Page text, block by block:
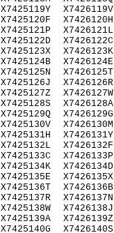
X7425119Y
X7425120F
X7425121P
X7425122D
X7425123X
X7425124B
X7425125N
X7425126J
X7425127Z
X7425128S
X7425129Q
X7425130V
X7425131H
X7425132L
X7425133C
X7425134K
X7425135E
X7425136T
X7425137R
X7425138W
X7425139A
X7425140G
X7426119V
X7426120H
X7426121L
X7426122C
X7426123K
X7426124E
X7426125T
X7426126R
X7426127W
X7426128A
X7426129G
X7426130M
X7426131Y
X7426132F
X7426133P
X7426134D
X7426135X
X7426136B
X7426137N
X7426138J
X7426139Z
X7426140S